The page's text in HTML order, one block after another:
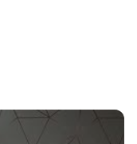
que vão
que poderá
clientes. O